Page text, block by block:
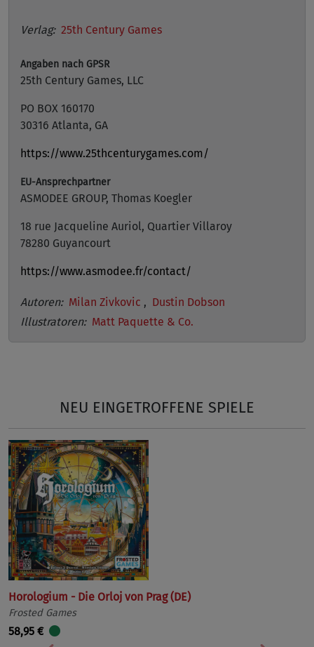
Verlag: 25th Century Games
Angaben nach GPSR
25th Century Games, LLC
PO BOX 160170
30316 Atlanta, GA
https://www.25thcenturygames.com/
EU-Ansprechpartner
ASMODEE GROUP, Thomas Koegler
18 rue Jacqueline Auriol, Quartier Villaroy
78280 Guyancourt
https://www.asmodee.fr/contact/
Autoren: Milan Zivkovic , Dustin Dobson
Illustratoren: Matt Paquette & Co.
NEU EINGETROFFENE SPIELE
Horologium - Die Orloj von Prag (DE)
Frosted Games
58,95 €